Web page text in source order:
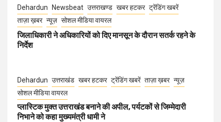
Dehardun Newsbeat उत्तराखण्ड खबर हटकर ट्रेंडिंग खबरें
ताज़ा ख़बर न्यूज़ सोशल मीडिया वायरल
जिलाधिकारी ने अधिकारियों को दिए मानसून के दौरान सतर्क रहने के
निर्देश
Dehardun उत्तराखंड खबर हटकर ट्रेंडिंग खबरें ताज़ा ख़बर न्यूज़
सोशल मीडिया वायरल
प्लास्टिक मुक्त उत्तराखंड बनाने की अपील, पर्यटकों से जिम्मेदारी
निभाने को कहा मुख्यमंत्री धामी ने